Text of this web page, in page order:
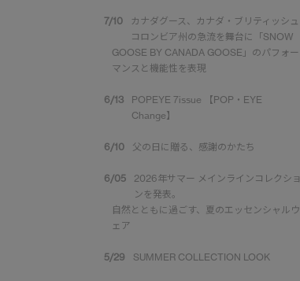
7/10
カナダグース、カナダ・ブリティッシュ
コロンビア州の急流を舞台に「SNOW
GOOSE BY CANADA GOOSE」のパフォー
マンスと機能性を表現
6/13
POPEYE 7issue 【POP・EYE
Change】
6/10 父の日に贈る、感謝のかたち
6/05
2026年サマー メインラインコレクショ
ンを発表。
自然とともに過ごす、夏のエッセンシャルウ
ェア
5/29 SUMMER COLLECTION LOOK